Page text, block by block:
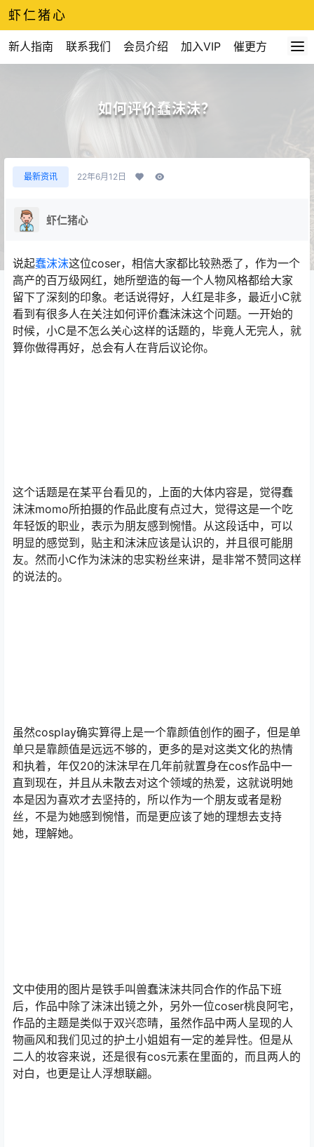
虾仁猪心
新人指南 联系我们 会员介绍 加入VIP 催更方式
如何评价蠢沫沫？
最新资讯 22年6月12日
虾仁猪心
说起蠢沫沫这位coser，相信大家都比较熟悉了，作为一个
高产的百万级网红，她所塑造的每一个人物风格都给大家
留下了深刻的印象。老话说得好，人红是非多，最近小C就
看到有很多人在关注如何评价蠢沫沫这个问题。一开始的
时候，小C是不怎么关心这样的话题的，毕竟人无完人，就
算你做得再好，总会有人在背后议论你。
这个话题是在某平台看见的，上面的大体内容是，觉得蠢
沫沫momo所拍摄的作品此度有点过大，觉得这是一个吃
年轻饭的职业，表示为朋友感到惋惜。从这段话中，可以
明显的感觉到，贴主和沫沫应该是认识的，并且很可能朋
友。然而小C作为沫沫的忠实粉丝来讲，是非常不赞同这样
的说法的。
虽然cosplay确实算得上是一个靠颜值创作的圈子，但是单
单只是靠颜值是远远不够的，更多的是对这类文化的热情
和执着，年仅20的沫沫早在几年前就置身在cos作品中一
直到现在，并且从未散去对这个领域的热爱，这就说明她
本是因为喜欢才去坚持的，所以作为一个朋友或者是粉
丝，不是为她感到惋惜，而是更应该了她的理想去支持
她，理解她。
文中使用的图片是铁手叫兽蠢沫沫共同合作的作品下班
后，作品中除了沫沫出镜之外，另外一位coser桃良阿宅，
作品的主题是类似于双兴恋晴，虽然作品中两人呈现的人
物画风和我们见过的护土小姐姐有一定的差异性。但是从
二人的妆容来说，还是很有cos元素在里面的，而且两人的
对白，也更是让人浮想联翩。